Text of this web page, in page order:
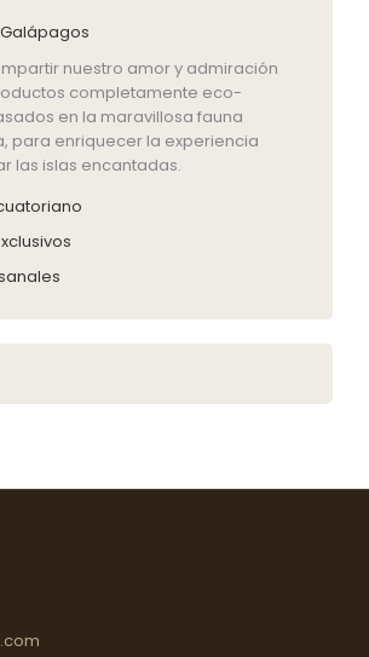
nuestro amor y admiración
completamente eco-
en la maravillosa fauna
para enriquecer la experiencia
las islas encantadas.